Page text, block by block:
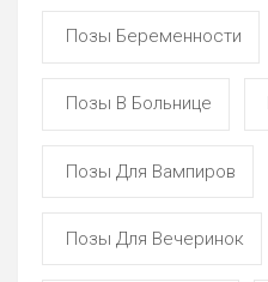
Позы Беременности
Позы В Больнице
Позы Для Вампиров
Позы Для Вечеринок